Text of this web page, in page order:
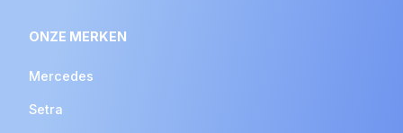
ONZE MERKEN
Mercedes
Setra